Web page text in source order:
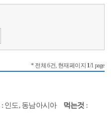
* 전체 6건, 현재페이지 1/1 page
: 인도, 동남아시아 먹는것 :